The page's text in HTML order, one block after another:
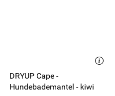
DRYUP Cape -
Hundebademantel - kiwi